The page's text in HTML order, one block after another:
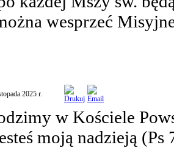
wesprzeć
2025 r.
w Kościele
moją nadzieją (Ps